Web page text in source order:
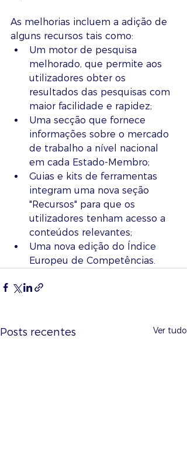
As melhorias incluem a adição de
alguns recursos tais como:
Um motor de pesquisa
melhorado, que permite aos
utilizadores obter os
resultados das pesquisas com
maior facilidade e rapidez;
Uma secção que fornece
informações sobre o mercado
de trabalho a nível nacional
em cada Estado-Membro;
Guias e kits de ferramentas
integram uma nova seção
"Recursos" para que os
utilizadores tenham acesso a
conteúdos relevantes;
Uma nova edição do Índice
Europeu de Competências.
Posts recentes Ver tudo